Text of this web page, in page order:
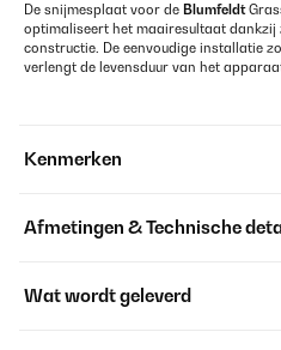
De snijmesplaat voor de Blumfeldt
optimaliseert het maairesultaat dankzij
constructie. De eenvoudige installatie
verlengt de levensduur van het
Kenmerken
Afmetingen & Technische
Wat wordt geleverd